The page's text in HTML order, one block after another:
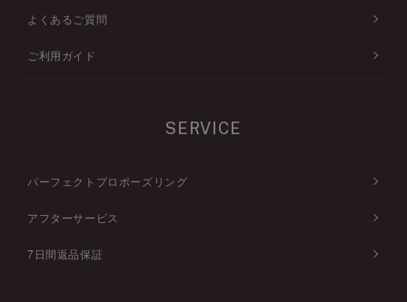
よくあるご質問
ご利用ガイド
SERVICE
パーフェクトプロポーズリング
アフターサービス
7日間返品保証